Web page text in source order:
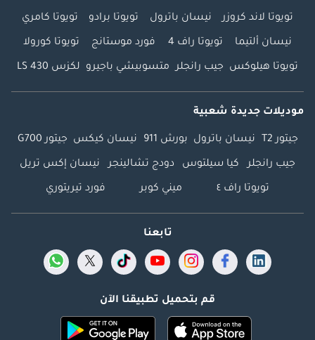
تويوتا لاند كروزر نيسان باترول تويوتا برادو تويوتا كامري
نيسان ألتيما تويوتا راف 4 فورد موستانج تويوتا كورولا
تويوتا هيلوكس جيب رانجلر متسوبيشي باجيرو لكزس LS 430
موديلات جديدة شعبية
جيتور T2 نيسان باترول بورش 911 نيسان كيكس جيتور G700
جيب رانجلر كيا سيلتوس دودج تشالينجر نيسان إكس تريل
تويوتا راف ٤ ميني كوبر فورد تيريتوري
تابعنا
قم بتحميل تطبيقنا الآن